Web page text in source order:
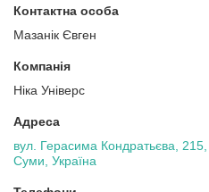
Мазанік Євген
Ніка Універс
вул. Герасима Кондратьєва, 215,
Суми, Україна